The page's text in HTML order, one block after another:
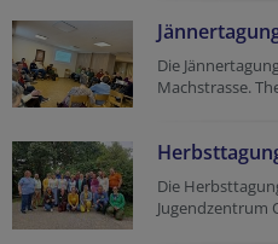
Die
Machstrasse.
Die
Jugendzentrum